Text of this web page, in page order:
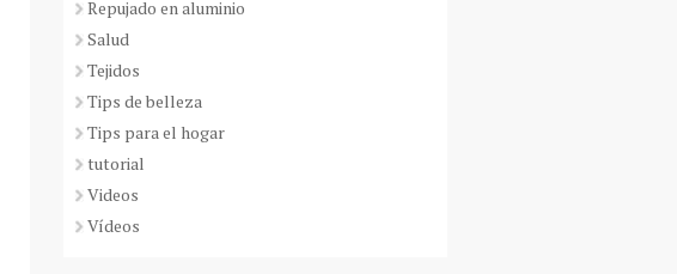
Repujado en aluminio
Salud
Tejidos
Tips de belleza
Tips para el hogar
tutorial
Videos
Vídeos